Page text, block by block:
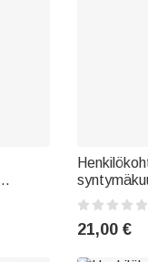
nimi ja
21,00 €